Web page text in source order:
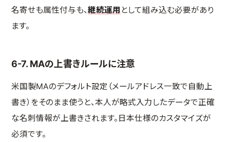
名寄せも属性付与も、継続運用として組み込む必要があり
ます。
6-7. MAの上書きルールに注意
米国製MAのデフォルト設定（メールアドレス一致で自動上
書き）をそのまま使うと、本人が略式入力したデータで正確
な名刺情報が上書きされます。日本仕様のカスタマイズが
必須です。